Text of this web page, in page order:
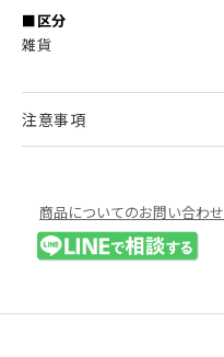
■区分
雑貨
注意事項
商品についてのお問い合わせ